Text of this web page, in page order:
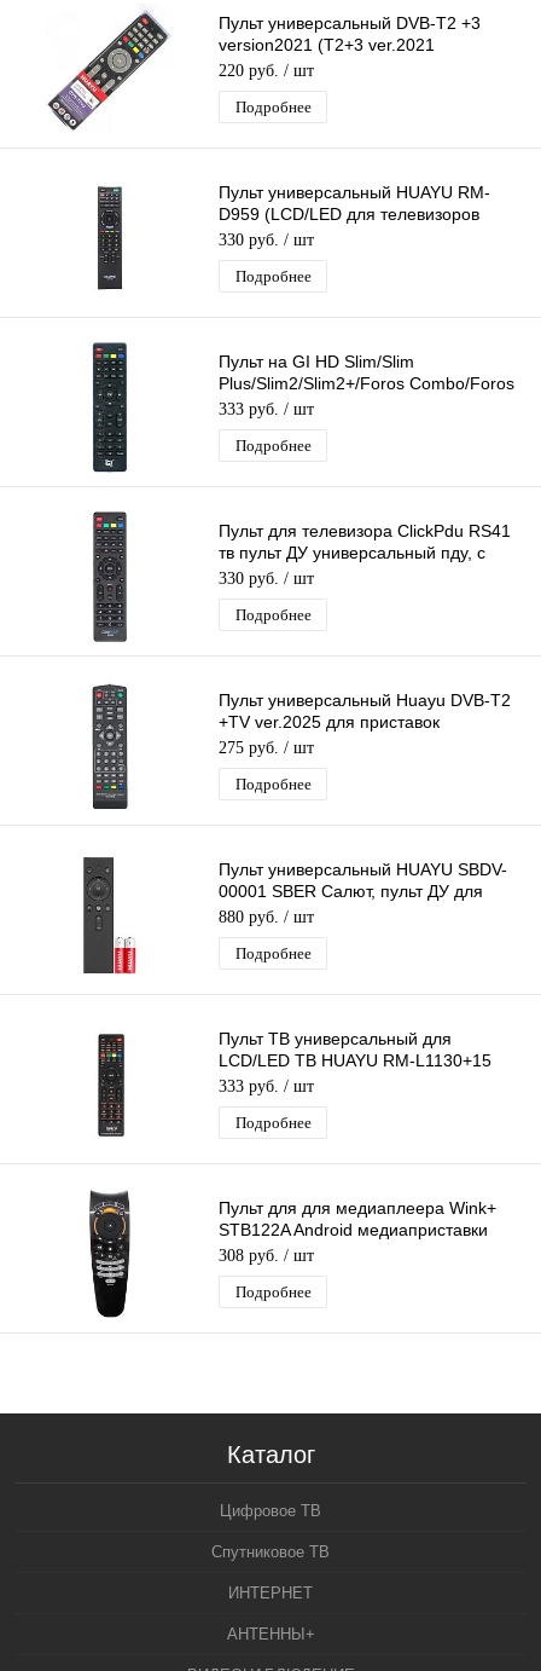
Пульт универсальный DVB-T2 +3
version2021 (Т2+3 ver.2021
Фиолетовый)
220 руб. / шт
Подробнее
Пульт универсальный HUAYU RM-
D959 (LCD/LED для телевизоров
Sony)
330 руб. / шт
Подробнее
Пульт на GI HD Slim/Slim
Plus/Slim2/Slim2+/Foros Combo/Foros
Ultra
333 руб. / шт
Подробнее
Пульт для телевизора ClickPdu RS41
тв пульт ДУ универсальный пду, с
функцией SMART
330 руб. / шт
Подробнее
Пульт универсальный Huayu DVB-T2
+TV ver.2025 для приставок
универсальный для разных моделей
DVB-T2
275 руб. / шт
Подробнее
Пульт универсальный HUAYU SBDV-
00001 SBER Салют, пульт ДУ для
телевизоров, с голосовым
управлением
880 руб. / шт
Подробнее
Пульт ТВ универсальный для
LCD/LED ТВ HUAYU RM-L1130+15
Заменяет огромное кол-во пультов
телевизоров
333 руб. / шт
Подробнее
Пульт для для медиаплеера Wink+
STB122A Android медиаприставки
Ростелеком
308 руб. / шт
Подробнее
Каталог
Цифровое ТВ
Спутниковое ТВ
ИНТЕРНЕТ
АНТЕННЫ+